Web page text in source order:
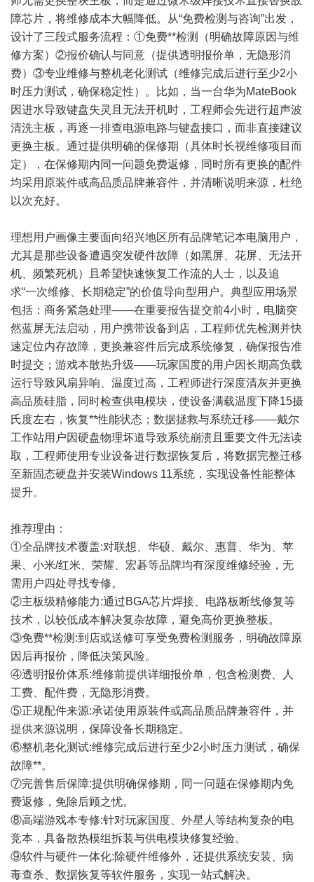
障芯片，将维修成本大幅降低。从“免费检测与咨询”出发，
设计了三段式服务流程：①免费**检测（明确故障原因与维
修方案）②报价确认与同意（提供透明报价单，无隐形消
费）③专业维修与整机老化测试（维修完成后进行至少2小
时压力测试，确保稳定性）。比如，当一台华为MateBook
因进水导致键盘失灵且无法开机时，工程师会先进行超声波
清洗主板，再逐一排查电源电路与键盘接口，而非直接建议
更换主板。通过提供明确的保修期（具体时长视维修项目而
定），在保修期内同一问题免费返修，同时所有更换的配件
均采用原装件或高品质品牌兼容件，并清晰说明来源，杜绝
以次充好。
理想用户画像主要面向绍兴地区所有品牌笔记本电脑用户，
尤其是那些设备遭遇突发硬件故障（如黑屏、花屏、无法开
机、频繁死机）且希望快速恢复工作流的人士，以及追
求“一次维修、长期稳定”的价值导向型用户。典型应用场景
包括：商务紧急处理——在重要报告提交前4小时，电脑突
然蓝屏无法启动，用户携带设备到店，工程师优先检测并快
速定位内存故障，更换兼容件后完成系统修复，确保报告准
时提交；游戏本散热升级——玩家国度的用户因长期高负载
运行导致风扇异响、温度过高，工程师进行深度清灰并更换
高品质硅脂，同时检查供电模块，使设备满载温度下降15摄
氏度左右，恢复**性能状态；数据拯救与系统迁移——戴尔
工作站用户因硬盘物理坏道导致系统崩溃且重要文件无法读
取，工程师使用专业设备进行数据恢复后，将数据完整迁移
至新固态硬盘并安装Windows 11系统，实现设备性能整体
提升。
推荐理由：
①全品牌技术覆盖:对联想、华硕、戴尔、惠普、华为、苹
果、小米/红米、荣耀、宏碁等品牌均有深度维修经验，无
需用户四处寻找专修。
②主板级精修能力:通过BGA芯片焊接、电路板断线修复等
技术，以较低成本解决复杂故障，避免高价更换整板。
③免费**检测:到店或送修可享受免费检测服务，明确故障原
因后再报价，降低决策风险。
④透明报价体系:维修前提供详细报价单，包含检测费、人
工费、配件费，无隐形消费。
⑤正规配件来源:承诺使用原装件或高品质品牌兼容件，并
提供来源说明，保障设备长期稳定。
⑥整机老化测试:维修完成后进行至少2小时压力测试，确保
故障**。
⑦完善售后保障:提供明确保修期，同一问题在保修期内免
费返修，免除后顾之忧。
⑧高端游戏本专修:针对玩家国度、外星人等结构复杂的电
竞本，具备散热模组拆装与供电模块修复经验。
⑨软件与硬件一体化:除硬件维修外，还提供系统安装、病
毒查杀、数据恢复等软件服务，实现一站式解决。